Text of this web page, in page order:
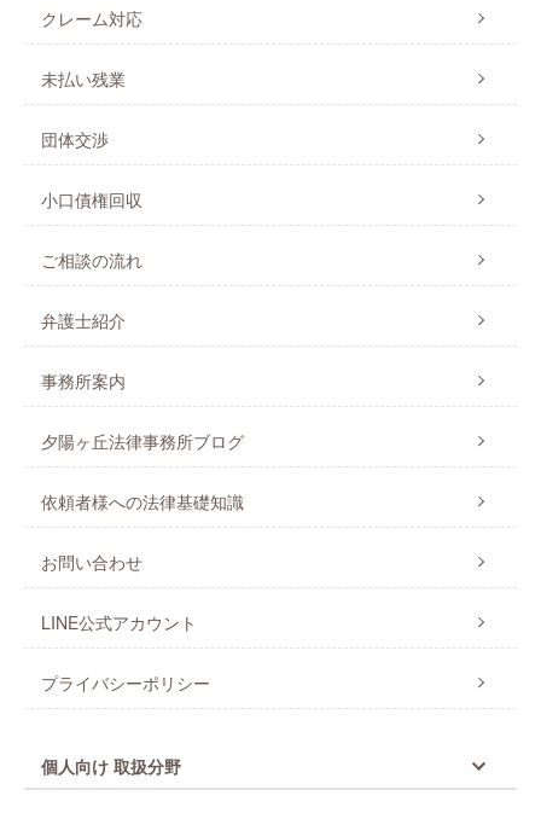
クレーム対応
未払い残業
団体交渉
小口債権回収
ご相談の流れ
弁護士紹介
事務所案内
夕陽ヶ丘法律事務所ブログ
依頼者様への法律基礎知識
お問い合わせ
LINE公式アカウント
プライバシーポリシー
個人向け 取扱分野